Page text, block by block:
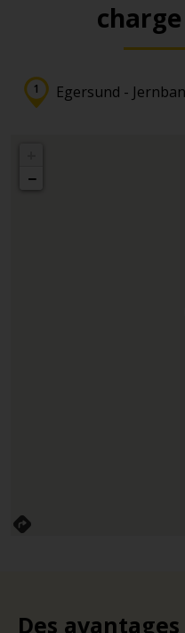
Egersund -
−
Des